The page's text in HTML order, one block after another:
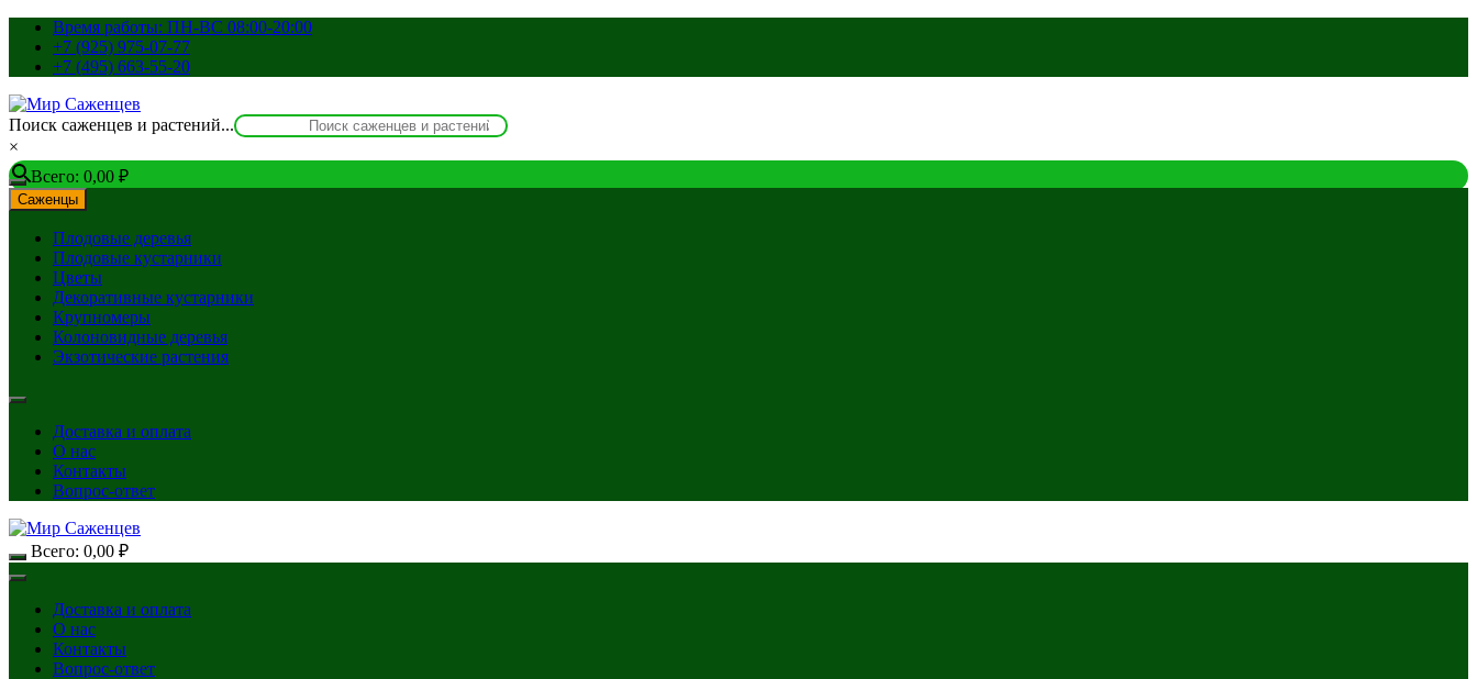
Перейти
содержимому
Время работы: ПН-ВС 08:00-20:00
+7 (925) 975-07-77
+7 (495) 663-55-20
Поиск саженцев и растений...
×
Всего: 0,00 ₽
Саженцы
Плодовые деревья
Плодовые кустарники
Цветы
Декоративные кустарники
Крупномеры
Колоновидные деревья
Экзотические растения
Доставка и оплата
О нас
Контакты
Вопрос-ответ
Всего: 0,00 ₽
Доставка и оплата
О нас
Контакты
Вопрос-ответ